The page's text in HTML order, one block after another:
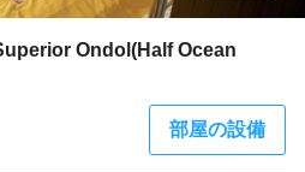
Ondol(Half Ocean
部屋の設備